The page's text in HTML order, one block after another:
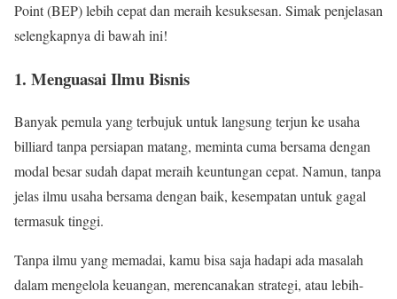
Point (BEP) lebih cepat dan meraih kesuksesan. Simak penjelasan
selengkapnya di bawah ini!
1. Menguasai Ilmu Bisnis
Banyak pemula yang terbujuk untuk langsung terjun ke usaha
billiard tanpa persiapan matang, meminta cuma bersama dengan
modal besar sudah dapat meraih keuntungan cepat. Namun, tanpa
jelas ilmu usaha bersama dengan baik, kesempatan untuk gagal
termasuk tinggi.
Tanpa ilmu yang memadai, kamu bisa saja hadapi ada masalah
dalam mengelola keuangan, merencanakan strategi, atau lebih-